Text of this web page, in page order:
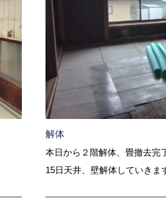
解体
本日から２階解体、畳撤去完
15日天井、壁解体していきま